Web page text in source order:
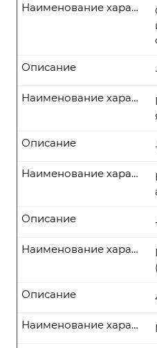
Наименование характеристики
Описание
Наименование характеристики
Описание
Наименование характеристики
Описание
Наименование характеристики
Описание
Наименование характеристики